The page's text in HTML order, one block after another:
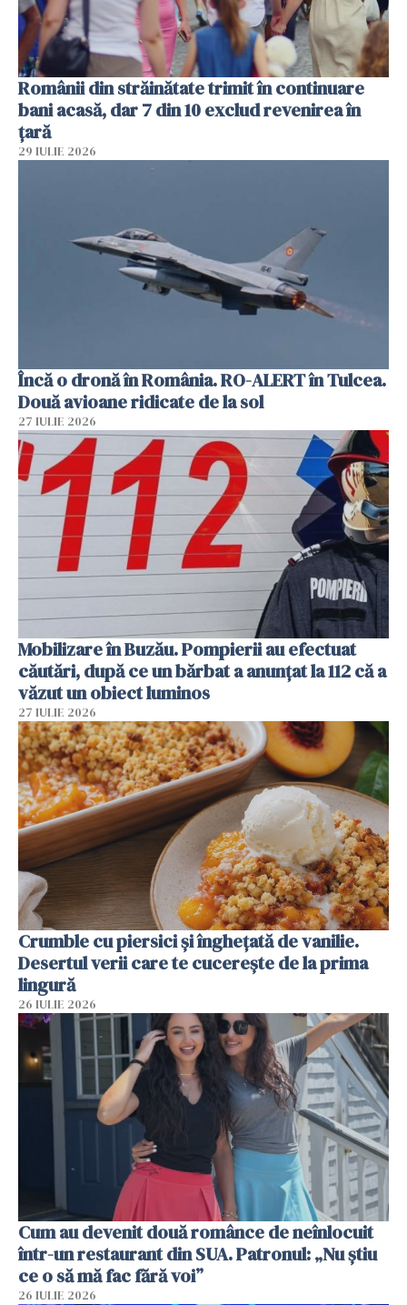
Românii din străinătate trimit în continuare
bani acasă, dar 7 din 10 exclud revenirea în
țară
29 IULIE 2026
Încă o dronă în România. RO-ALERT în Tulcea.
Două avioane ridicate de la sol
27 IULIE 2026
Mobilizare în Buzău. Pompierii au efectuat
căutări, după ce un bărbat a anunțat la 112 că a
văzut un obiect luminos
27 IULIE 2026
Crumble cu piersici și înghețată de vanilie.
Desertul verii care te cucerește de la prima
lingură
26 IULIE 2026
Cum au devenit două românce de neînlocuit
într-un restaurant din SUA. Patronul: „Nu știu
ce o să mă fac fără voi”
26 IULIE 2026